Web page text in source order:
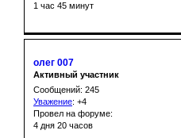
1 час 45 минут
олег 007
Активный участник
Сообщений: 245
Уважение: +4
Провел на форуме:
4 дня 20 часов